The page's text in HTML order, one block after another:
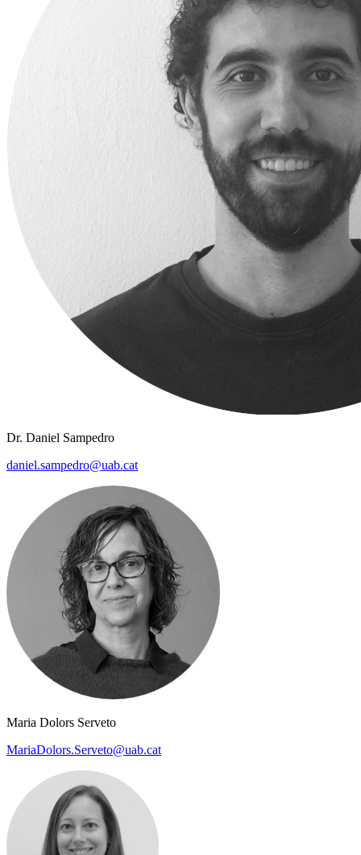
Dr. Daniel Sampedro
daniel.sampedro@uab.cat
Maria Dolors Serveto
MariaDolors.Serveto@uab.cat